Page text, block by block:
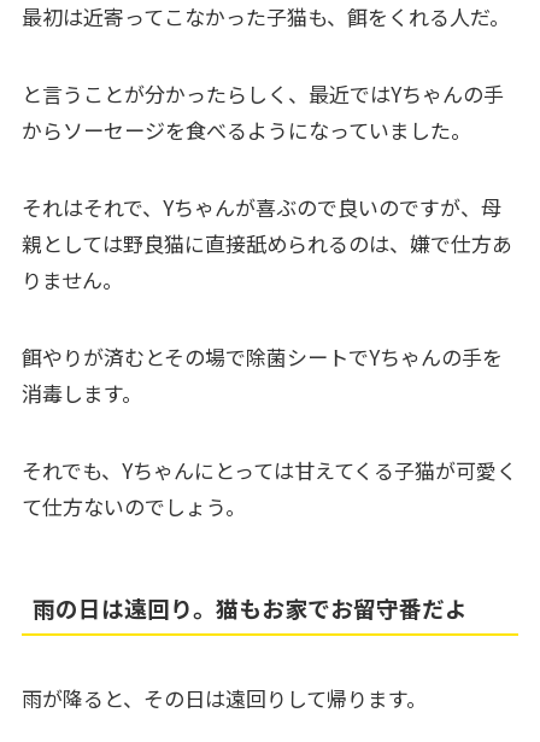
最初は近寄ってこなかった子猫も、餌をくれる人だ。
と言うことが分かったらしく、最近ではYちゃんの手
からソーセージを食べるようになっていました。
それはそれで、Yちゃんが喜ぶので良いのですが、母
親としては野良猫に直接舐められるのは、嫌で仕方あ
りません。
餌やりが済むとその場で除菌シートでYちゃんの手を
消毒します。
それでも、Yちゃんにとっては甘えてくる子猫が可愛く
て仕方ないのでしょう。
雨の日は遠回り。猫もお家でお留守番だよ
雨が降ると、その日は遠回りして帰ります。